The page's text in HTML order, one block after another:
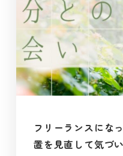
フリーランスにな
置を見直して気づ